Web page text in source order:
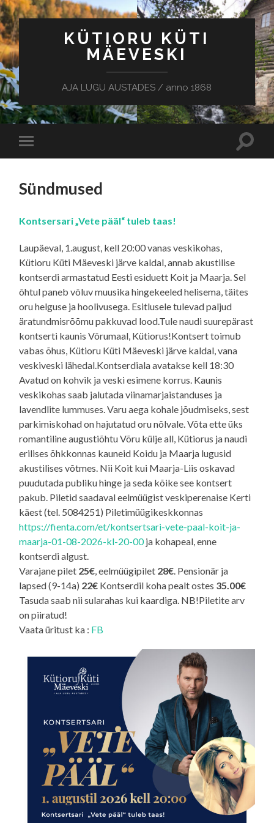
KÜTIORU KÜTI
MÄEVESKI
AJA LUGU AUSTADES / anno 1868
Toggle
mobile
Toggle
Sündmused
Kontsersari „Vete pääl“ tuleb taas!
Laupäeval, 1.august, kell 20:00 vanas veskikohas,
Kütioru Küti Mäeveski järve kaldal, annab akustilise
kontserdi armastatud Eesti esiduett Koit ja Maarja. Sel
õhtul paneb võluv muusika hingekeeled helisema, täites
oru helguse ja hoolivusega. Esitlusele tulevad paljud
äratundmisrõõmu pakkuvad lood.Tule naudi suurepärast
kontserti kaunis Võrumaal, Kütiorus!Kontsert toimub
vabas õhus, Kütioru Küti Mäeveski järve kaldal, vana
veskiveski lähedal.Kontserdiala avatakse kell 18:30
Avatud on kohvik ja veski esimene korrus. Kaunis
veskikohas saab jalutada viinamarjaistanduses ja
lavendlite lummuses. Varu aega kohale jõudmiseks, sest
parkimiskohad on hajutatud oru nõlvale. Võta ette üks
romantiline augustiõhtu Võru külje all, Kütiorus ja naudi
erilises õhkkonnas kauneid Koidu ja Maarja lugusid
akustilises võtmes. Nii Koit kui Maarja-Liis oskavad
puudutada publiku hinge ja seda kõike see kontsert
pakub. Piletid saadaval eelmüügist veskiperenaise Kerti
käest (tel. 5084251) Piletimüügikeskkonnas
https://fienta.com/et/kontsertsari-vete-paal-koit-ja-
maarja-01-08-2026-kl-20-00ja kohapeal, enne
kontserdi algust.
Varajane pilet 25€ , eelmüügipilet 28€ . Pensionär ja
lapsed (9-14a) 22€ Kontserdil koha pealt ostes 35.00€
Tasuda saab nii sularahas kui kaardiga. NB!Piletite arv
on piiratud!
Vaata üritust ka : FB